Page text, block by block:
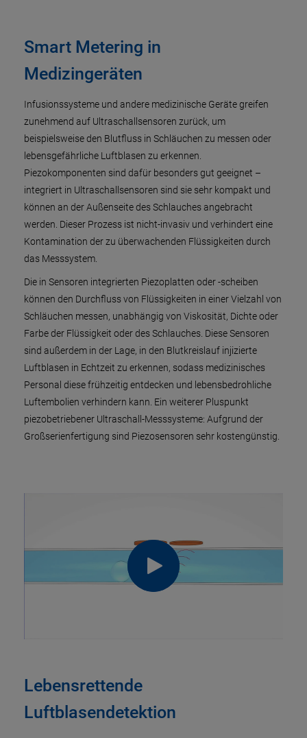
Smart Metering in
Medizingeräten
Infusionssysteme und andere medizinische Geräte greifen
zunehmend auf Ultraschallsensoren zurück, um
beispielsweise den Blutfluss in Schläuchen zu messen oder
lebensgefährliche Luftblasen zu erkennen.
Piezokomponenten sind dafür besonders gut geeignet –
integriert in Ultraschallsensoren sind sie sehr kompakt und
können an der Außenseite des Schlauches angebracht
werden. Dieser Prozess ist nicht-invasiv und verhindert eine
Kontamination der zu überwachenden Flüssigkeiten durch
das Messsystem.
Die in Sensoren integrierten Piezoplatten oder -scheiben
können den Durchfluss von Flüssigkeiten in einer Vielzahl von
Schläuchen messen, unabhängig von Viskosität, Dichte oder
Farbe der Flüssigkeit oder des Schlauches. Diese Sensoren
sind außerdem in der Lage, in den Blutkreislauf injizierte
Luftblasen in Echtzeit zu erkennen, sodass medizinisches
Personal diese frühzeitig entdecken und lebensbedrohliche
Luftembolien verhindern kann. Ein weiterer Pluspunkt
piezobetriebener Ultraschall-Messsysteme: Aufgrund der
Großserienfertigung sind Piezosensoren sehr kostengünstig.
Lebensrettende
Luftblasendetektion